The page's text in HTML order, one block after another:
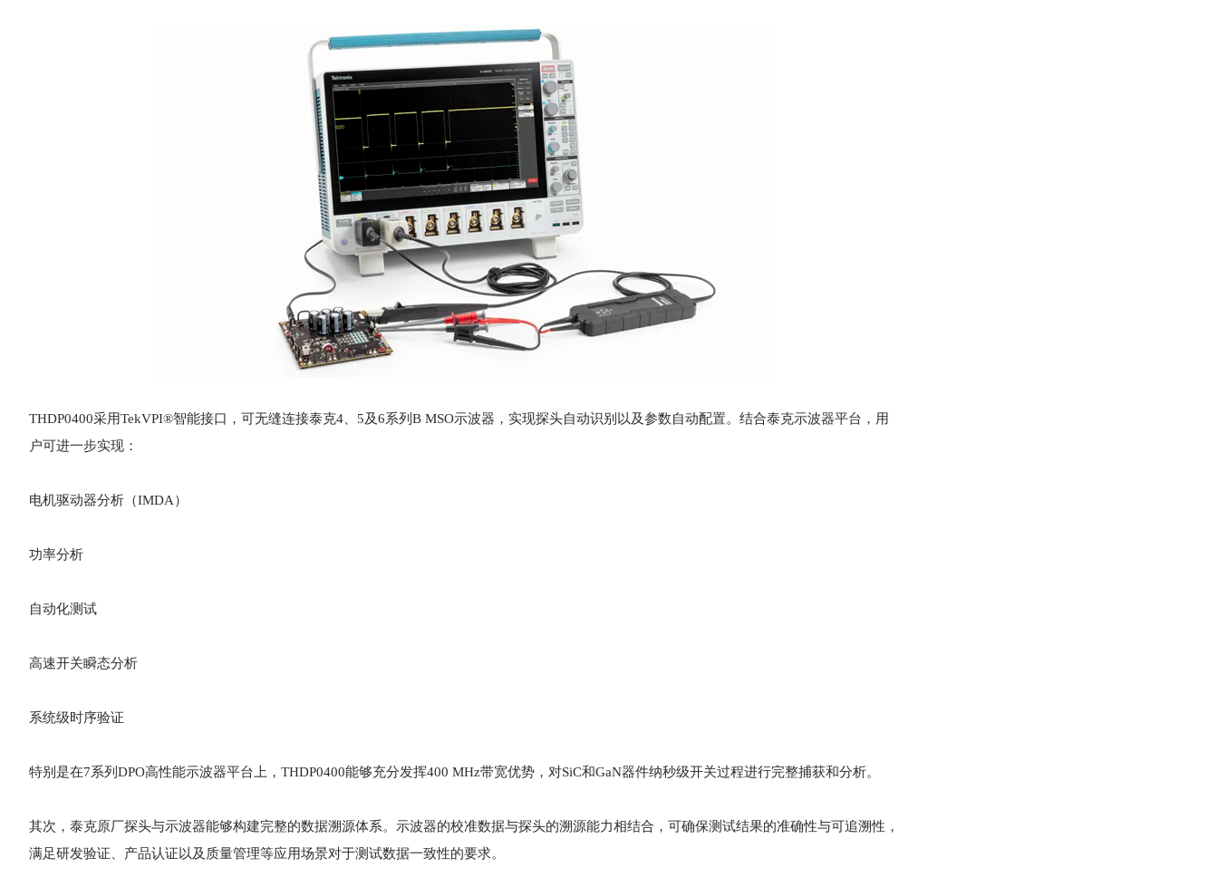
THDP0400采用TekVPI®智能接口，可无缝连接泰克4、5及6系列B MSO示波器，实现探头自动识别以及参数自动配置。结合泰克示波器平台，用
户可进一步实现：
电机驱动器分析（IMDA）
功率分析
自动化测试
高速开关瞬态分析
系统级时序验证
特别是在7系列DPO高性能示波器平台上，THDP0400能够充分发挥400 MHz带宽优势，对SiC和GaN器件纳秒级开关过程进行完整捕获和分析。
其次，泰克原厂探头与示波器能够构建完整的数据溯源体系。示波器的校准数据与探头的溯源能力相结合，可确保测试结果的准确性与可追溯性，
满足研发验证、产品认证以及质量管理等应用场景对于测试数据一致性的要求。